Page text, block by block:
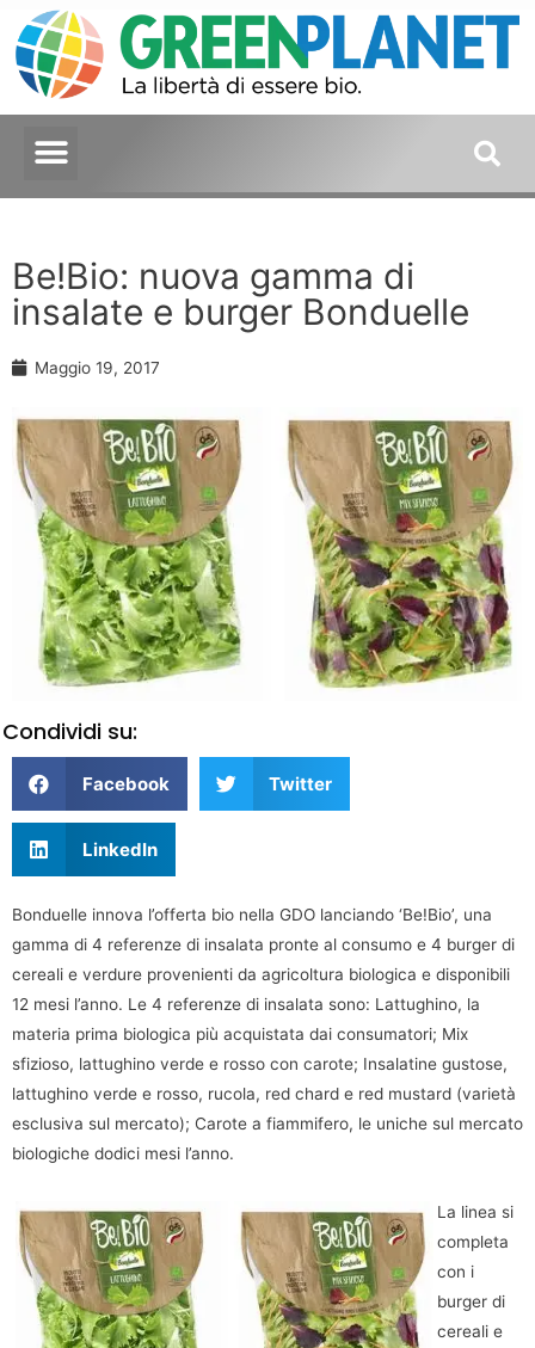
Be!Bio: nuova gamma di
insalate e burger Bonduelle
Maggio 19, 2017
Condividi su:
Facebook Twitter
LinkedIn
Bonduelle innova l’offerta bio nella GDO lanciando ‘Be!Bio’, una
gamma di 4 referenze di insalata pronte al consumo e 4 burger di
cereali e verdure provenienti da agricoltura biologica e disponibili
12 mesi l’anno. Le 4 referenze di insalata sono: Lattughino, la
materia prima biologica più acquistata dai consumatori; Mix
sfizioso, lattughino verde e rosso con carote; Insalatine gustose,
lattughino verde e rosso, rucola, red chard e red mustard (varietà
esclusiva sul mercato); Carote a fiammifero, le uniche sul mercato
biologiche dodici mesi l’anno.
La linea si
completa
con i
burger di
cereali e